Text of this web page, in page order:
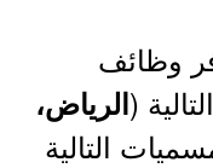
وظائف
(الرياض،
التالية